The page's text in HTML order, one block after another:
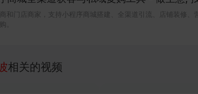
和门店商家，支持小程序商城搭建、全渠道引流、店铺装修
。
相关的视频